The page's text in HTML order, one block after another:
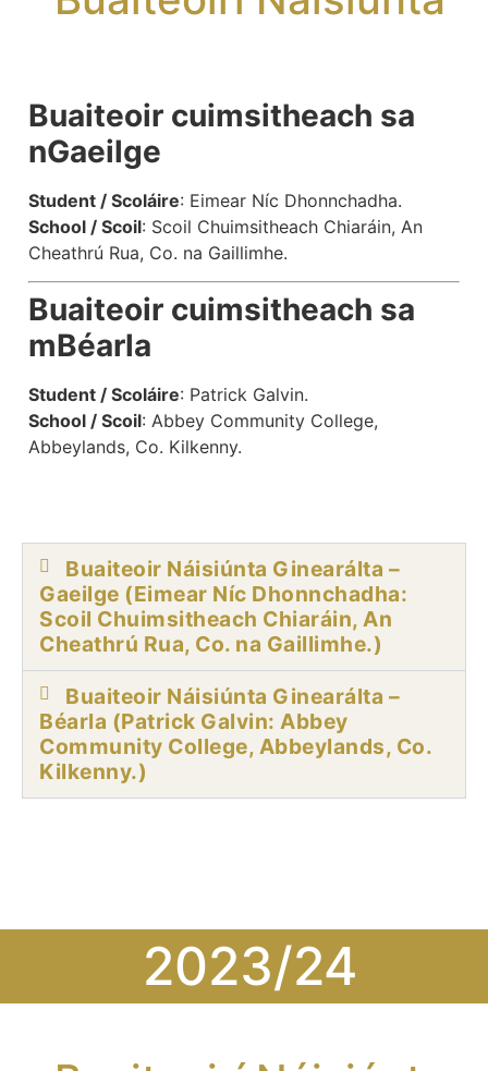
Buaiteoir cuimsitheach sa
nGaeilge
Student / Scoláire: Eimear Níc Dhonnchadha.
School / Scoil: Scoil Chuimsitheach Chiaráin, An
Cheathrú Rua, Co. na Gaillimhe.
Buaiteoir cuimsitheach sa
mBéarla
Student / Scoláire: Patrick Galvin.
School / Scoil: Abbey Community College,
Abbeylands, Co. Kilkenny.
Buaiteoir Náisiúnta Ginearálta –
Gaeilge (Eimear Níc Dhonnchadha:
Scoil Chuimsitheach Chiaráin, An
Cheathrú Rua, Co. na Gaillimhe.)
Buaiteoir Náisiúnta Ginearálta –
Béarla (Patrick Galvin: Abbey
Community College, Abbeylands, Co.
Kilkenny.)
2023/24